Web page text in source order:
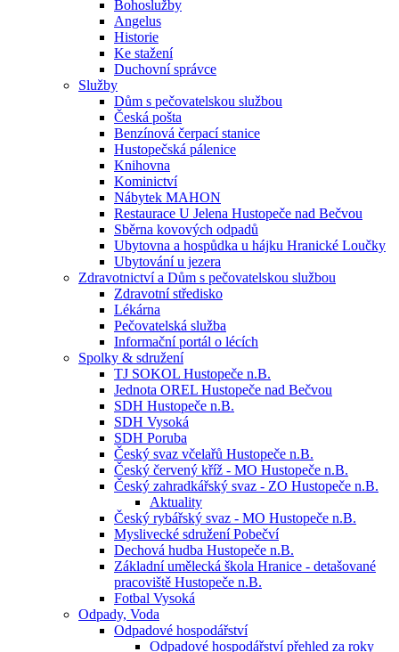
Bohoslužby
Angelus
Historie
Ke stažení
Duchovní správce
Služby
Dům s pečovatelskou službou
Česká pošta
Benzínová čerpací stanice
Hustopečská pálenice
Knihovna
Kominictví
Nábytek MAHON
Restaurace U Jelena Hustopeče nad Bečvou
Sběrna kovových odpadů
Ubytovna a hospůdka u hájku Hranické Loučky
Ubytování u jezera
Zdravotnictví a Dům s pečovatelskou službou
Zdravotní středisko
Lékárna
Pečovatelská služba
Informační portál o lécích
Spolky & sdružení
TJ SOKOL Hustopeče n.B.
Jednota OREL Hustopeče nad Bečvou
SDH Hustopeče n.B.
SDH Vysoká
SDH Poruba
Český svaz včelařů Hustopeče n.B.
Český červený kříž - MO Hustopeče n.B.
Český zahradkářský svaz - ZO Hustopeče n.B.
Aktuality
Český rybářský svaz - MO Hustopeče n.B.
Myslivecké sdružení Pobečví
Dechová hudba Hustopeče n.B.
Základní umělecká škola Hranice - detašované
pracoviště Hustopeče n.B.
Fotbal Vysoká
Odpady, Voda
Odpadové hospodářství
Odpadové hospodářství přehled za roky